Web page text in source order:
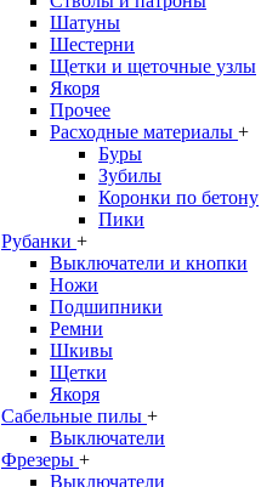
Шатуны
Шестерни
Щетки и щеточные узлы
Якоря
Прочее
Расходные материалы +
Буры
Зубилы
Коронки по бетону
Пики
Рубанки +
Выключатели и кнопки
Ножи
Подшипники
Ремни
Шкивы
Щетки
Якоря
Сабельные пилы +
Выключатели
Фрезеры +
Выключатели